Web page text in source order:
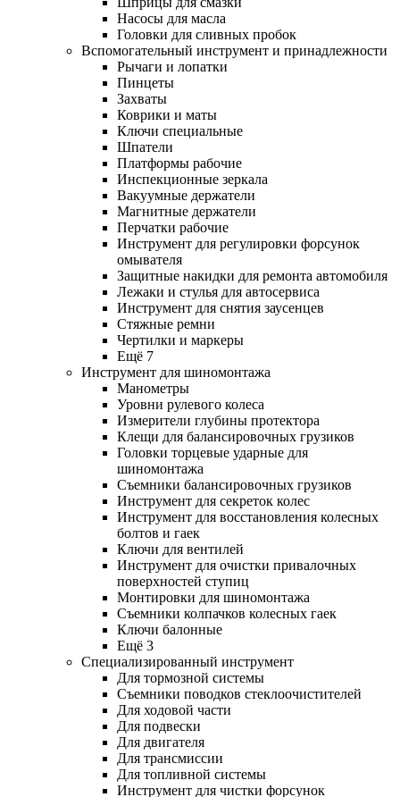
Насосы для масла
Головки для сливных пробок
Вспомогательный инструмент и принадлежности
Рычаги и лопатки
Пинцеты
Захваты
Коврики и маты
Ключи специальные
Шпатели
Платформы рабочие
Инспекционные зеркала
Вакуумные держатели
Магнитные держатели
Перчатки рабочие
Инструмент для регулировки форсунок
омывателя
Защитные накидки для ремонта автомобиля
Лежаки и стулья для автосервиса
Инструмент для снятия заусенцев
Стяжные ремни
Чертилки и маркеры
Ещё 7
Инструмент для шиномонтажа
Манометры
Уровни рулевого колеса
Измерители глубины протектора
Клещи для балансировочных грузиков
Головки торцевые ударные для
шиномонтажа
Съемники балансировочных грузиков
Инструмент для секреток колес
Инструмент для восстановления колесных
болтов и гаек
Ключи для вентилей
Инструмент для очистки привалочных
поверхностей ступиц
Монтировки для шиномонтажа
Съемники колпачков колесных гаек
Ключи балонные
Ещё 3
Специализированный инструмент
Для тормозной системы
Съемники поводков стеклоочистителей
Для ходовой части
Для подвески
Для двигателя
Для трансмиссии
Для топливной системы
Инструмент для чистки форсунок